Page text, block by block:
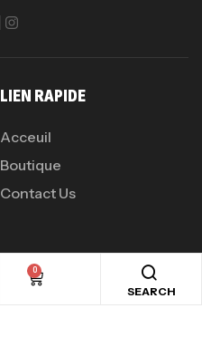
0
SEARCH
LIEN RAPIDE
Acceuil
Boutique
Contact Us